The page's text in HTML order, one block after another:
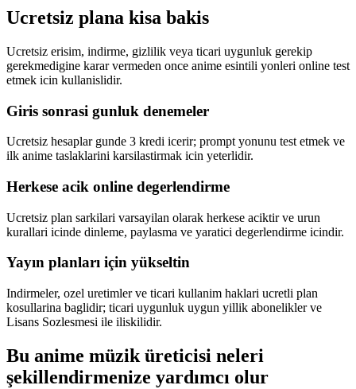
Ucretsiz plana kisa bakis
Ucretsiz erisim, indirme, gizlilik veya ticari uygunluk gerekip
gerekmedigine karar vermeden once anime esintili yonleri online test
etmek icin kullanislidir.
Giris sonrasi gunluk denemeler
Ucretsiz hesaplar gunde 3 kredi icerir; prompt yonunu test etmek ve
ilk anime taslaklarini karsilastirmak icin yeterlidir.
Herkese acik online degerlendirme
Ucretsiz plan sarkilari varsayilan olarak herkese aciktir ve urun
kurallari icinde dinleme, paylasma ve yaratici degerlendirme icindir.
Yayın planları için yükseltin
Indirmeler, ozel uretimler ve ticari kullanim haklari ucretli plan
kosullarina baglidir; ticari uygunluk uygun yillik abonelikler ve
Lisans Sozlesmesi ile iliskilidir.
Bu anime müzik üreticisi neleri
şekillendirmenize yardımcı olur